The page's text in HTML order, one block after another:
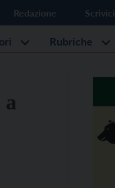
Redazione Scrivici
Rubriche